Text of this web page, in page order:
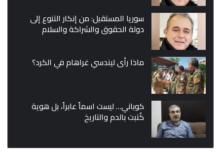
سوريا المستقبل: من إنكار التنوع إلى
دولة الحقوق والشراكة والسلام
ماذا رأى ليندسي غراهام في الكرد؟
كوباني… ليست اسماً عابراً، بل هوية
كُتبت بالدم والتاريخ